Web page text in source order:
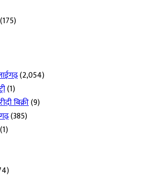
(175)
(2,054)
(1)
बिक्री(9)
(385)
(1)